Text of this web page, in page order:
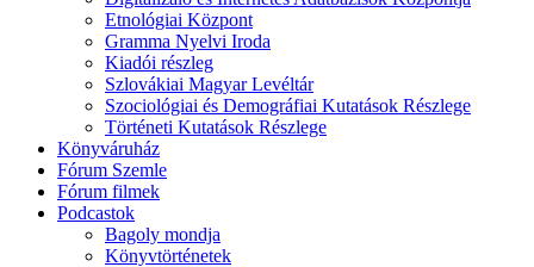
Etnológiai Központ
Gramma Nyelvi Iroda
Kiadói részleg
Szlovákiai Magyar Levéltár
Szociológiai és Demográfiai Kutatások Részlege
Történeti Kutatások Részlege
Könyváruház
Fórum Szemle
Fórum filmek
Podcastok
Bagoly mondja
Könyvtörténetek